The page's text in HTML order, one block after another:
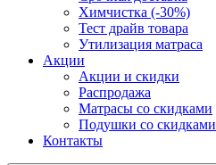
Химчистка (-30%)
Тест драйв товара
Утилизация матраса
Акции
Акции и скидки
Распродажа
Матрасы со скидками
Подушки со скидками
Контакты